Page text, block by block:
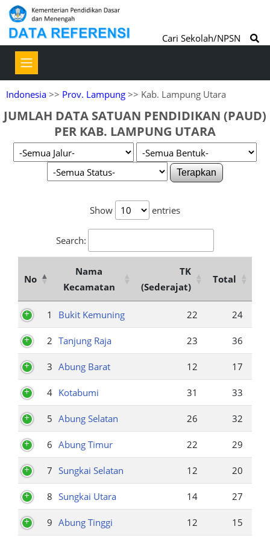
Cari Sekolah/NPSN
Indonesia >> Prov. Lampung >> Kab. Lampung Utara
JUMLAH DATA SATUAN PENDIDIKAN (PAUD)
PER KAB. LAMPUNG UTARA
Terapkan
Show entries
Search:
No
Nama
Kecamatan
TK
(Sederajat)
Total
1 Bukit Kemuning 22 24
2 Tanjung Raja 23 36
3 Abung Barat 12 17
4 Kotabumi 31 33
5 Abung Selatan 26 32
6 Abung Timur 22 29
7 Sungkai Selatan 12 20
8 Sungkai Utara 14 27
9 Abung Tinggi 12 15